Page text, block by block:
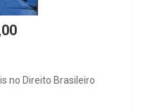
no Direito Brasileiro